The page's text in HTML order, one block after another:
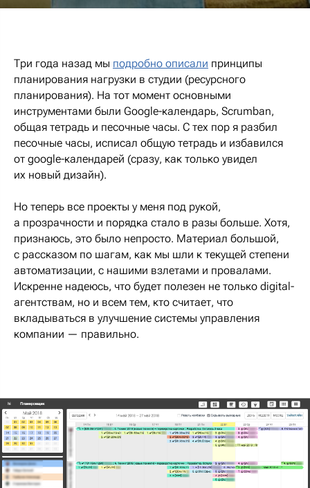
Три года назад мы подробно описали принципы
планирования нагрузки в студии (ресурсного
планирования). На тот момент основными
инструментами были Google-календарь, Scrumban,
общая тетрадь и песочные часы. С тех пор я разбил
песочные часы, исписал общую тетрадь и избавился
от google-календарей (сразу, как только увидел
их новый дизайн).
Но теперь все проекты у меня под рукой,
а прозрачности и порядка стало в разы больше. Хотя,
признаюсь, это было непросто. Материал большой,
с рассказом по шагам, как мы шли к текущей степени
автоматизации, с нашими взлетами и провалами.
Искренне надеюсь, что будет полезен не только digital-
агентствам, но и всем тем, кто считает, что
вкладываться в улучшение системы управления
компании — правильно.